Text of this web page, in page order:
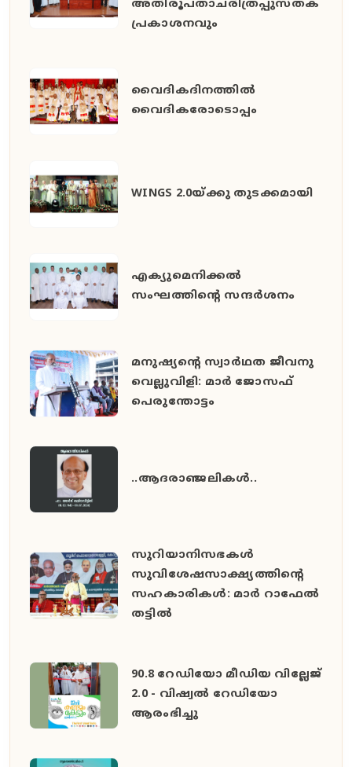
അതിരൂപതാചരിത്രപ്പുസ്തക
പ്രകാശനവും
വൈദികദിനത്തിൽ
വൈദികരോടൊപ്പം
WINGS 2.0യ്ക്കു തുടക്കമായി
എക്യുമെനിക്കൽ
സംഘത്തിന്റെ സന്ദർശനം
മനുഷ്യൻ്റെ സ്വാർഥത ജീവനു
വെല്ലുവിളി: മാർ ജോസഫ്
പെരുന്തോട്ടം
..ആദരാഞ്ജലികൾ..
സുറിയാനിസഭകൾ
സുവിശേഷസാക്ഷ്യത്തിൻ്റെ
സഹകാരികൾ: മാർ റാഫേൽ
തട്ടിൽ
90.8 റേഡിയോ മീഡിയ വില്ലേജ്
2.0 - വിഷ്വൽ റേഡിയോ
ആരംഭിച്ചു